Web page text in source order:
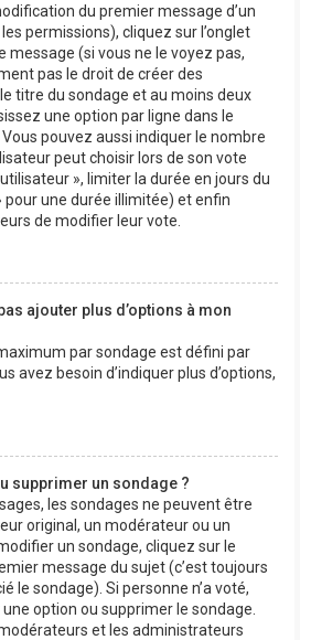
du premier message d’un
permissions), cliquez sur l’onglet
message (si vous ne le voyez pas,
pas le droit de créer des
titre du sondage et au moins deux
une option par ligne dans le
pouvez aussi indiquer le nombre
peut choisir lors de son vote
», limiter la durée en jours du
pour une durée illimitée) et enfin
de modifier leur vote.
ajouter plus d’options à mon
par sondage est défini par
avez besoin d’indiquer plus d’options,
supprimer un sondage ?
les sondages ne peuvent être
original, un modérateur ou un
un sondage, cliquez sur le
message du sujet (c’est toujours
le sondage). Si personne n’a voté,
option ou supprimer le sondage.
et les administrateurs